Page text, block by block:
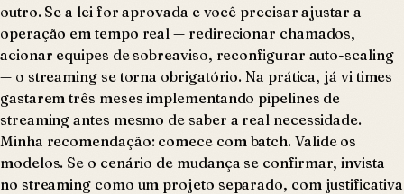
outro. Se a lei for aprovada e você precisar ajustar a
operação em tempo real — redirecionar chamados,
acionar equipes de sobreaviso, reconfigurar auto-scaling
— o streaming se torna obrigatório. Na prática, já vi times
gastarem três meses implementando pipelines de
streaming antes mesmo de saber a real necessidade.
Minha recomendação: comece com batch. Valide os
modelos. Se o cenário de mudança se confirmar, invista
no streaming como um projeto separado, com justificativa